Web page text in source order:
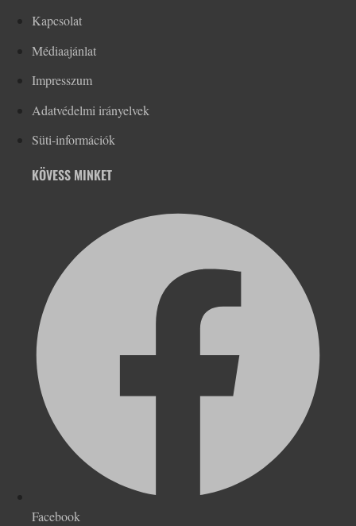
Kapcsolat
Médiaajánlat
Impresszum
Adatvédelmi irányelvek
Süti-információk
KÖVESS MINKET
Facebook